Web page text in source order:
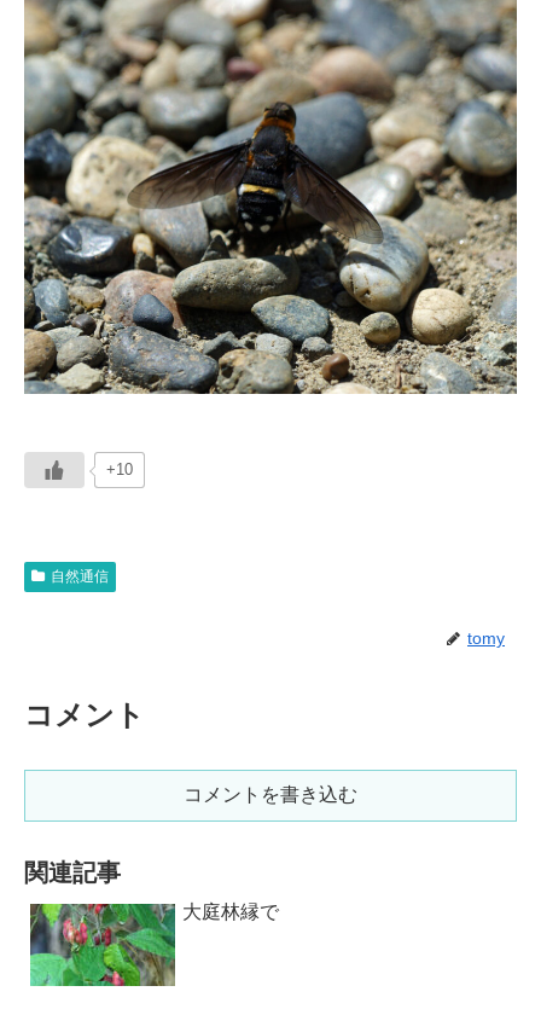
+10
自然通信
tomy
コメント
コメントを書き込む
関連記事
大庭林縁で